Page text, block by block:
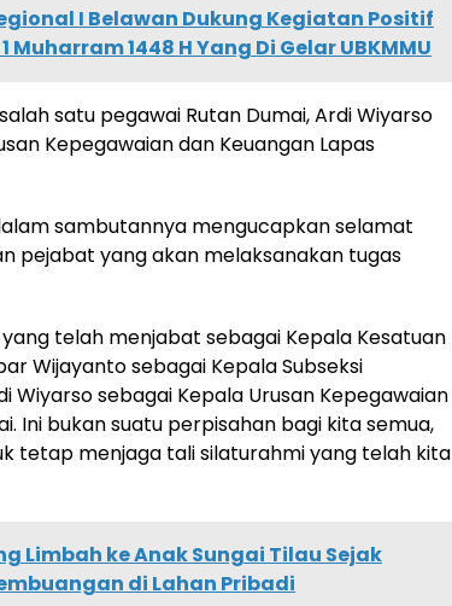
I Belawan Dukung Kegiatan Positif
1448 H Yang Di Gelar UBKMMU
satu pegawai Rutan Dumai, Ardi Wiyarso
Kepegawaian dan Keuangan Lapas
sambutannya mengucapkan selamat
pejabat yang akan melaksanakan tugas
telah menjabat sebagai Kepala Kesatuan
Wijayanto sebagai Kepala Subseksi
Wiyarso sebagai Kepala Urusan Kepegawaian
Ini bukan suatu perpisahan bagi kita semua,
tetap menjaga tali silaturahmi yang telah kita
Limbah ke Anak Sungai Tilau Sejak
di Lahan Pribadi